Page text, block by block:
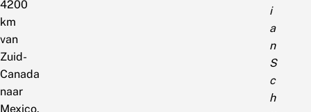
4200
km
van
Zuid-
Canada
naar
Mexico.
i
a
n
S
c
h